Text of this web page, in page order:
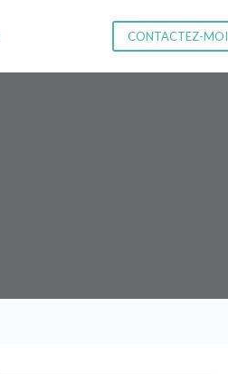
CONTACTEZ-MOI